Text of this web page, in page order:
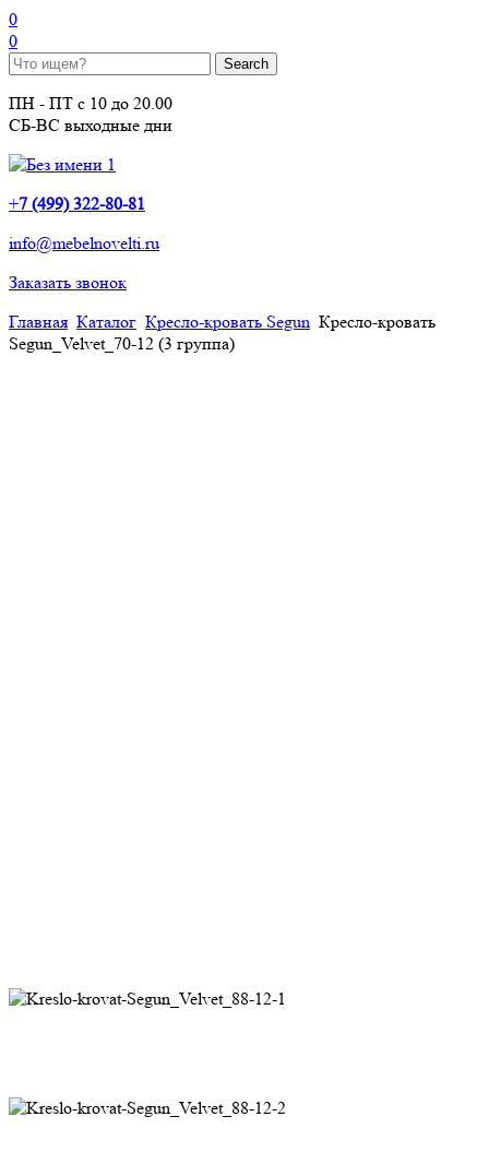
0
0
ПН - ПТ с 10 до 20.00
СБ-ВС выходные дни
+7 (499) 322-80-81
info@mebelnovelti.ru
Заказать звонок
Главная Каталог Кресло-кровать Segun Кресло-кровать
Segun_Velvet_70-12 (3 группа)